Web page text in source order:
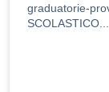
graduatorie-
SCOLASTICO...